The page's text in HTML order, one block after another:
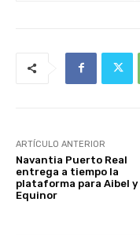
ARTÍCULO ANTERIOR
Navantia Puerto Real
entrega a tiempo la
plataforma para Aibel y
Equinor